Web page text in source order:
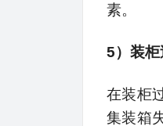
素。
5）装
在装柜
集装箱